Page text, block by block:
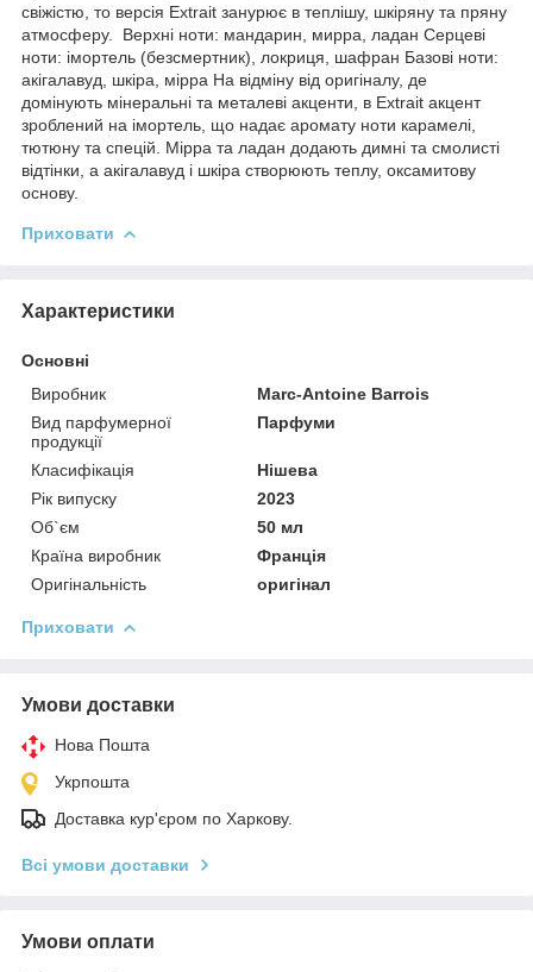
свіжістю, то версія Extrait занурює в теплішу, шкіряну та пряну
атмосферу. Верхні ноти: мандарин, мирра, ладан Серцеві
ноти: імортель (безсмертник), локриця, шафран Базові ноти:
акігалавуд, шкіра, мірра На відміну від оригіналу, де
домінують мінеральні та металеві акценти, в Extrait акцент
зроблений на імортель, що надає аромату ноти карамелі,
тютюну та спецій. Мірра та ладан додають димні та смолисті
відтінки, а акігалавуд і шкіра створюють теплу, оксамитову
основу.
Приховати
Характеристики
Основні
Виробник
Marc-Antoine Barrois
Вид парфумерної
продукції
Парфуми
Класифікація
Нішева
Рік випуску
2023
Об`єм
50 мл
Країна виробник
Франція
Оригінальність
оригінал
Приховати
Умови доставки
Нова Пошта
Укрпошта
Доставка кур'єром по Харкову.
Всі умови доставки
Умови оплати